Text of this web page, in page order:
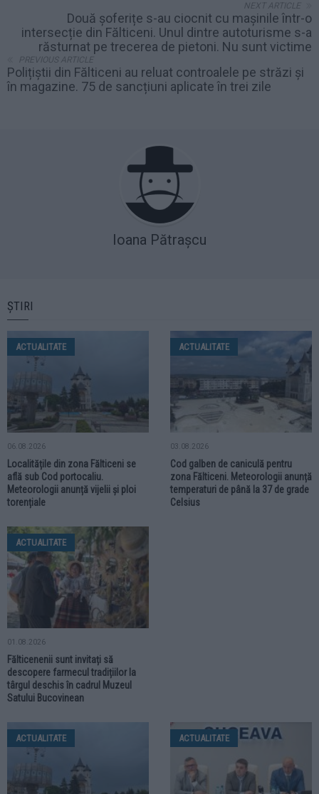
NEXT ARTICLE
Două șoferițe s-au ciocnit cu mașinile într-o
intersecție din Fălticeni. Unul dintre autoturisme s-a
răsturnat pe trecerea de pietoni. Nu sunt victime
PREVIOUS ARTICLE
Polițiștii din Fălticeni au reluat controalele pe străzi și
în magazine. 75 de sancțiuni aplicate în trei zile
Ioana Pătrașcu
ȘTIRI
ACTUALITATE
06.08.2026
Localitățile din zona Fălticeni se
află sub Cod portocaliu.
Meteorologii anunță vijelii și ploi
torențiale
ACTUALITATE
03.08.2026
Cod galben de caniculă pentru
zona Fălticeni. Meteorologii anunță
temperaturi de până la 37 de grade
Celsius
ACTUALITATE
01.08.2026
Fălticenenii sunt invitați să
descopere farmecul tradițiilor la
târgul deschis în cadrul Muzeul
Satului Bucovinean
ACTUALITATE ACTUALITATE